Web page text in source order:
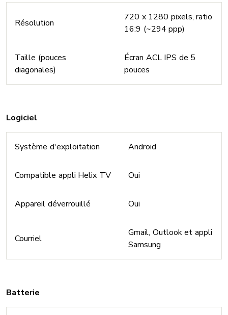
Résolution
720 x 1280 pixels, ratio
16:9 (~294 ppp)
Taille (pouces
diagonales)
Écran ACL IPS de 5
pouces
Logiciel
Système d'exploitation Android
Compatible appli Helix TV Oui
Appareil déverrouillé Oui
Courriel
Gmail, Outlook et appli
Samsung
Batterie